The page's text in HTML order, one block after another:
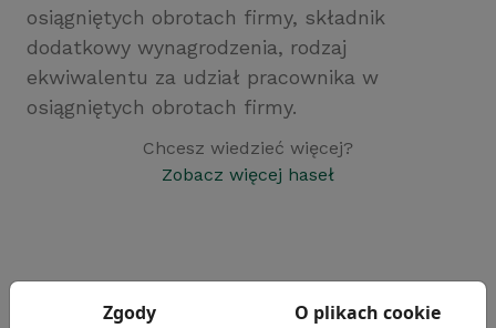
osiągniętych obrotach firmy, składnik
dodatkowy wynagrodzenia, rodzaj
ekwiwalentu za udział pracownika w
osiągniętych obrotach firmy.
Chcesz wiedzieć więcej?
Zobacz więcej haseł
Zgody O plikach cookie